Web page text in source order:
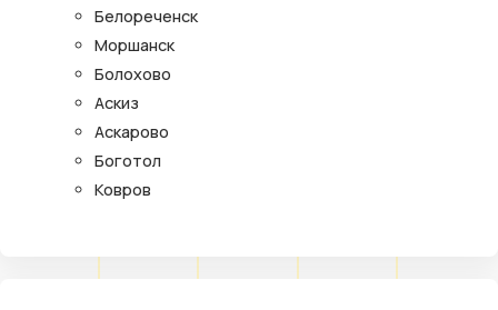
Белореченск
Моршанск
Болохово
Аскиз
Аскарово
Боготол
Ковров